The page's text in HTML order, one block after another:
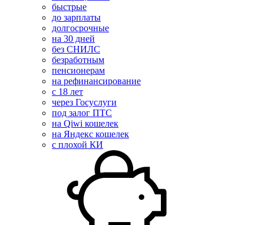
быстрые
до зарплаты
долгосрочные
на 30 дней
без СНИЛС
безработным
пенсионерам
на рефинансирование
с 18 лет
через Госуслуги
под залог ПТС
на Qiwi кошелек
на Яндекс кошелек
с плохой КИ